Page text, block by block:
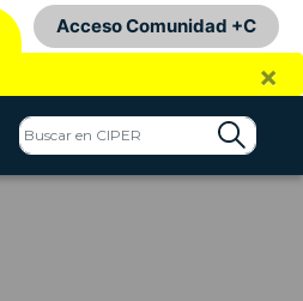
Acceso Comunidad +C
×